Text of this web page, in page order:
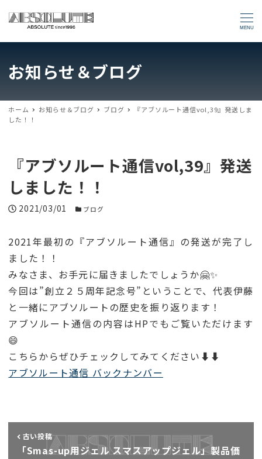
MENU
お知らせ＆ブログ
ホーム お知らせ＆ブログ ブログ
『アブソルート通信vol,39』発送しま
した！！
『アブソルート通信vol,39』発送
しました！！
投稿日
2021/03/01 お知らせカテゴリー
ブログ
2021年最初の『アブソルート通信』の発送が完了し
ました！！
みなさま、お手元に届きましたでしょうか🤗✨
今回は”創立２５周年記念号”ということで、代表伊藤
と一緒にアブソルートの歴史を振り返ります！
アブソルート通信の内容はHPでもご覧いただけます
😄
こちらからぜひチェックしてみてください⬇️⬇️
アブソルート通信 バックナンバー
古い投稿
「Smas-up用ジェル スマスアップジェル」製品価